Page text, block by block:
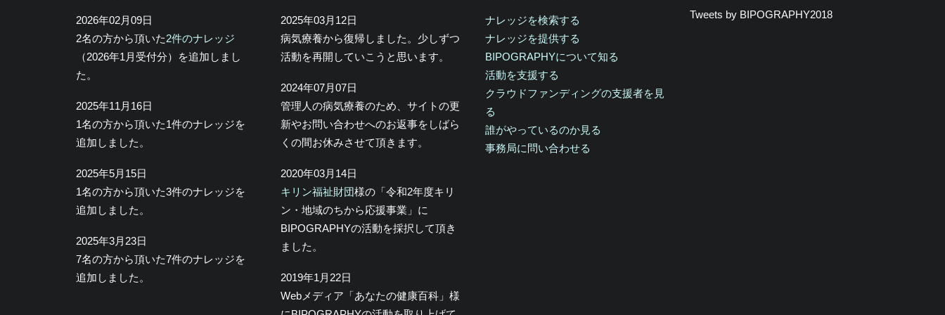
2026年02月09日
2名の方から頂いた2件のナレッジ
（2026年1月受付分）を追加しまし
た。
2025年11月16日
1名の方から頂いた1件のナレッジを
追加しました。
2025年5月15日
1名の方から頂いた3件のナレッジを
追加しました。
2025年3月23日
7名の方から頂いた7件のナレッジを
追加しました。
2025年03月12日
病気療養から復帰しました。少しずつ
活動を再開していこうと思います。
2024年07月07日
管理人の病気療養のため、サイトの更
新やお問い合わせへのお返事をしばら
くの間お休みさせて頂きます。
2020年03月14日
キリン福祉財団様の「令和2年度キリ
ン・地域のちから応援事業」に
BIPOGRAPHYの活動を採択して頂き
ました。
2019年1月22日
Webメディア「あなたの健康百科」様
ナレッジを検索する
ナレッジを提供する
BIPOGRAPHYについて知る
活動を支援する
クラウドファンディングの支援者を見
る
誰がやっているのか見る
事務局に問い合わせる
Tweets by BIPOGRAPHY2018